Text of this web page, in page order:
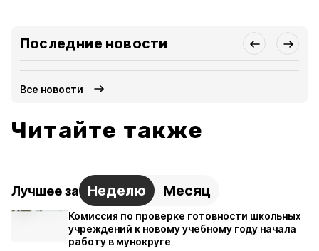
Последние новости
Все новости
Читайте также
Лучшее за Неделю Месяц
Комиссия по проверке готовности школьных
учреждений к новому учебному году начала
работу в мунокруге